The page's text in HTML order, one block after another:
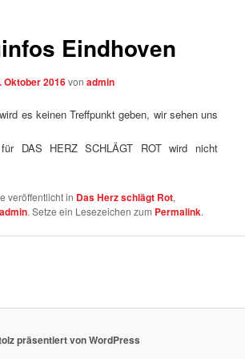
Eindhoven
Oktober 2016vonadmin
es keinen Treffpunkt geben, wir sehen uns
DAS HERZ SCHLÄGT ROT wird nicht
veröffentlicht in Das Herz schlägt Rot,
admin. Setze ein Lesezeichen zum Permalink.
präsentiert von WordPress